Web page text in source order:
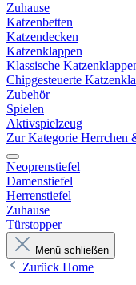
Zuhause
Katzenbetten
Katzendecken
Katzenklappen
Klassische
Chipgesteuerte
Zubehör
Spielen
Aktivspielzeug
Zur Kategorie Herrchen
Neoprenstiefel
Damenstiefel
Herrenstiefel
Zuhause
Türstopper
Menü schließen
Zurück Home